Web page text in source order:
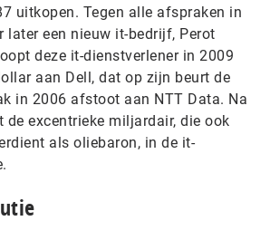
uitkopen. Tegen alle afspraken in
later een nieuw it-bedrijf, Perot
deze it-dienstverlener in 2009
aan Dell, dat op zijn beurt de
in 2006 afstoot aan NTT Data. Na
de excentrieke miljardair, die ook
als oliebaron, in de it-